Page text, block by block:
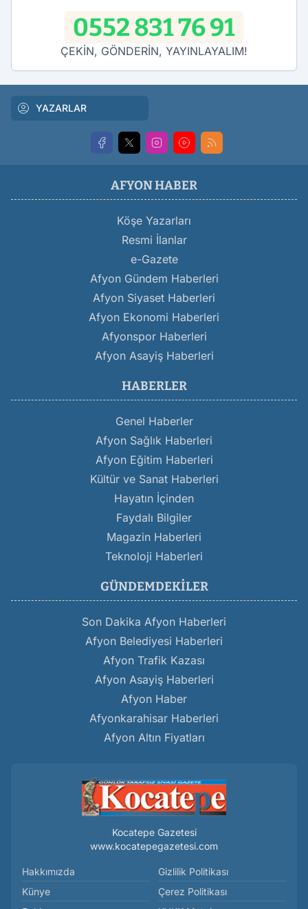
0552 831 76 91
ÇEKİN, GÖNDERİN, YAYINLAYALIM!
YAZARLAR
AFYON HABER
Köşe Yazarları
Resmi İlanlar
e-Gazete
Afyon Gündem Haberleri
Afyon Siyaset Haberleri
Afyon Ekonomi Haberleri
Afyonspor Haberleri
Afyon Asayiş Haberleri
HABERLER
Genel Haberler
Afyon Sağlık Haberleri
Afyon Eğitim Haberleri
Kültür ve Sanat Haberleri
Hayatın İçinden
Faydalı Bilgiler
Magazin Haberleri
Teknoloji Haberleri
GÜNDEMDEKILER
Son Dakika Afyon Haberleri
Afyon Belediyesi Haberleri
Afyon Trafik Kazası
Afyon Asayiş Haberleri
Afyon Haber
Afyonkarahisar Haberleri
Afyon Altın Fiyatları
Kocatepe Gazetesi
www.kocatepegazetesi.com
Hakkımızda
Künye
Gizlilik Politikası
Çerez Politikası